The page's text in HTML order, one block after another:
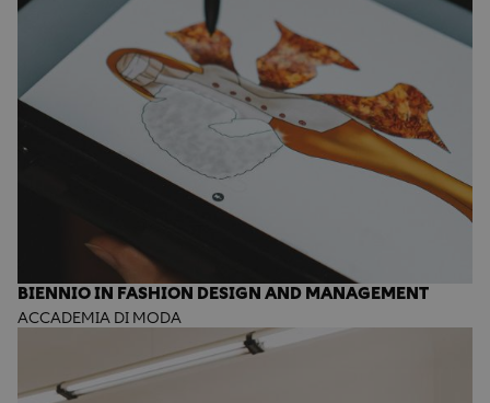
BIENNIO IN FASHION DESIGN AND MANAGEMENT
ACCADEMIA DI MODA